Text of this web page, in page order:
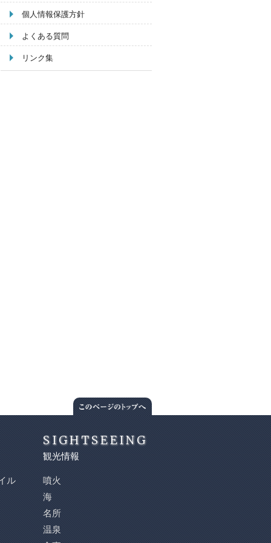
個人情報保護方針
よくある質問
リンク集
ル
SIGHTSEEING
観光情報
噴火
海
名所
温泉